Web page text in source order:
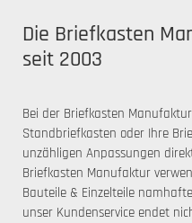
Die Briefkasten
seit 2003
Bei der Briefkasten
Standbriefkasten oder Ihre
unzähligen Anpassungen
Briefkasten Manufaktur
Bauteile & Einzelteile
unser Kundenservice endet